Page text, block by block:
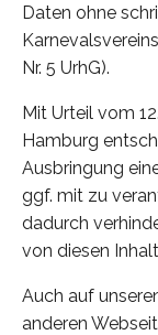
Daten ohne
Nr. 5 UrhG).
Mit Urteil vom
Hamburg
Ausbringung
ggf. mit zu
dadurch
von diesen
Auch auf
anderen